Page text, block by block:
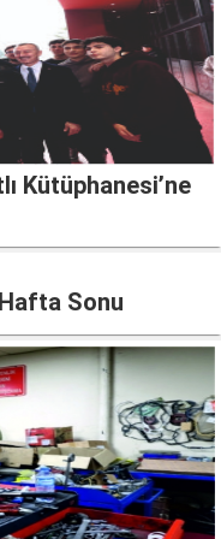
Kütüphanesi’ne
Sonu